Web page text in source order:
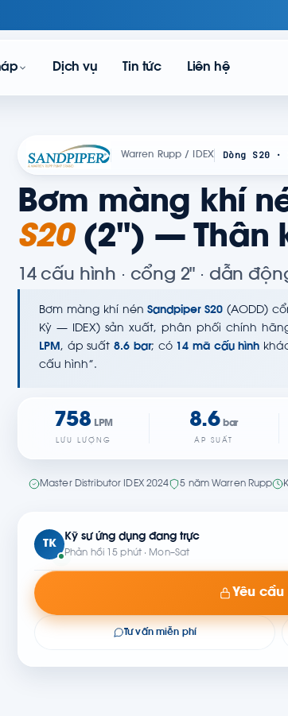
Dịch vụ Tin tức Liên hệ
Warren Rupp / IDEX Dòng S20
Bơm màng khí
S20(2") — Thân
14 cấu hình · cổng 2" · dẫn
Bơm màng khí nénSandpiper S20 (AODD)
Kỳ — IDEX) sản xuất, phân phối chính
LPM, áp suất8.6 bar; có 14 mã cấu hình
cấu hình”.
758 LPM
LƯU LƯỢNG
8.6 bar
ÁP SUẤT
Master Distributor IDEX 2024 5 năm Warren Rupp
TK
Kỹ sư ứng dụng đang trực
Phản hồi 15 phút · Mon–Sat
Yêu
Tư vấn miễn phí